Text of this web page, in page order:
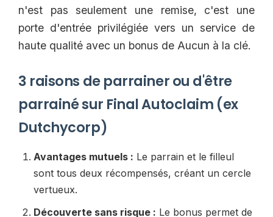
n'est pas seulement une remise, c'est une
porte d'entrée privilégiée vers un service de
haute qualité avec un bonus de Aucun à la clé.
3 raisons de parrainer ou d'être
parrainé sur Final Autoclaim (ex
Dutchycorp)
Avantages mutuels : Le parrain et le filleul
sont tous deux récompensés, créant un cercle
vertueux.
Découverte sans risque : Le bonus permet de